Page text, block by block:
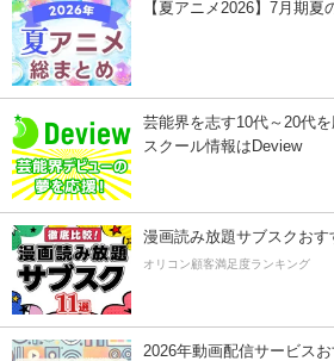
【夏アニメ2026】7月期夏
芸能界を志す10代～20代
スクール情報はDeview
漫画読み放題サブスクおす
オリコン顧客満足度ランキング
2026年動画配信サービスお